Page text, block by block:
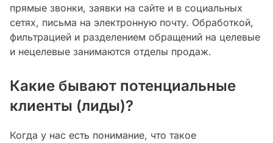
прямые звонки, заявки на сайте и в социальных
сетях, письма на электронную почту. Обработкой,
фильтрацией и разделением обращений на целевые
и нецелевые занимаются отделы продаж.
Какие бывают потенциальные
клиенты (лиды)?
Когда у нас есть понимание, что такое